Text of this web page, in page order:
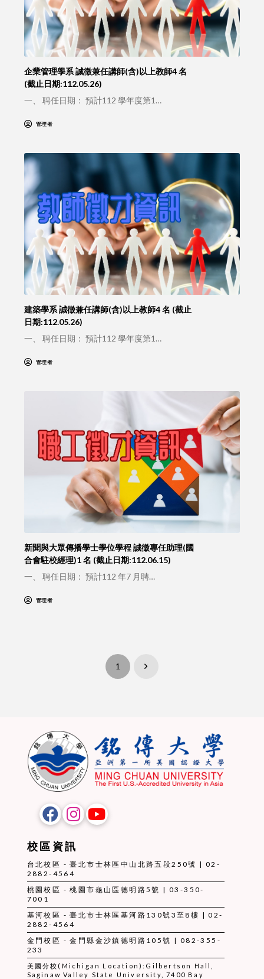
企業管理學系 誠徵兼任講師(含)以上教師4 名
(截止日期:112.05.26)
一、 聘任日期： 預計112 學年度第1…
管理者
建築學系 誠徵兼任講師(含)以上教師4 名 (截止
日期:112.05.26)
一、 聘任日期： 預計112 學年度第1…
管理者
新聞與大眾傳播學士學位學程 誠徵專任助理(國
合會駐校經理)1 名 (截止日期:112.06.15)
一、 聘任日期： 預計112 年7 月聘…
管理者
1 Next
校區資訊
台北校區 - 臺北市士林區中山北路五段250號 | 02-
2882-4564
桃園校區 - 桃園市龜山區德明路5號 | 03-350-
7001
基河校區 - 臺北市士林區基河路130號3至8樓 | 02-
2882-4564
金門校區 - 金門縣金沙鎮德明路105號 | 082-355-
233
美國分校(Michigan Location):Gilbertson Hall,
Saginaw Valley State University, 7400 Bay